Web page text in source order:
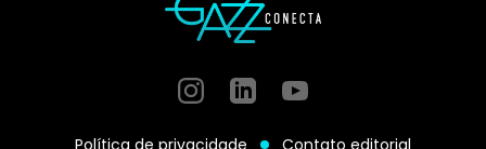
InstagramGitHubGitHub
Política de privacidade Contato editorial